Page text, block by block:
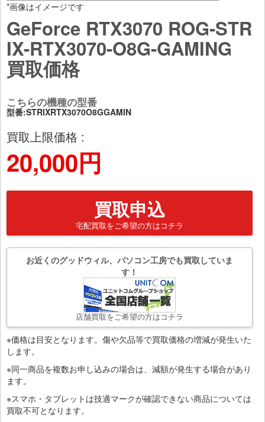
*画像はイメージです
GeForce RTX3070 ROG-STR
IX-RTX3070-O8G-GAMING
買取価格
こちらの機種の型番
型番:STRIXRTX3070O8GGAMIN
買取上限価格 :
20,000円
買取申込
宅配買取をご希望の方はコチラ
お近くのグッドウィル、パソコン工房でも買取していま
す！
店舗買取をご希望の方はコチラ
※価格は目安となります。傷や欠品等で買取価格の増減が発生いた
します。
※同一商品を複数お申し込みの場合は、減額が発生する場合があり
ます。
※スマホ・タブレットは技適マークが確認できない商品については
買取不可となります。